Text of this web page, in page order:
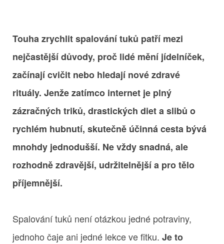
Touha zrychlit spalování tuků patří mezi
nejčastější důvody, proč lidé mění jídelníček,
začínají cvičit nebo hledají nové zdravé
rituály. Jenže zatímco internet je plný
zázračných triků, drastických diet a slibů o
rychlém hubnutí, skutečně účinná cesta bývá
mnohdy jednodušší. Ne vždy snadná, ale
rozhodně zdravější, udržitelnější a pro tělo
příjemnější.
Spalování tuků není otázkou jedné potraviny,
jednoho čaje ani jedné lekce ve fitku. Je to